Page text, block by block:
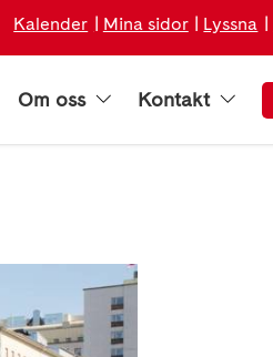
Kalender Mina sidor Lyssna
Om oss Kontakt